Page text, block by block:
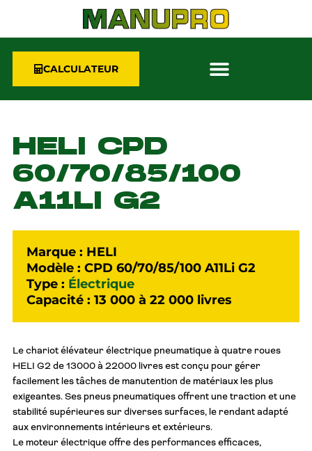
CALCULATEUR
HELI CPD
60/70/85/100
A11LI G2
Marque : HELI
Modèle : CPD 60/70/85/100 A11Li G2
Type : Électrique
Capacité : 13 000 à 22 000 livres
Le chariot élévateur électrique pneumatique à quatre roues
HELI G2 de 13000 à 22000 livres est conçu pour gérer
facilement les tâches de manutention de matériaux les plus
exigeantes. Ses pneus pneumatiques offrent une traction et une
stabilité supérieures sur diverses surfaces, le rendant adapté
aux environnements intérieurs et extérieurs.
Le moteur électrique offre des performances efficaces,